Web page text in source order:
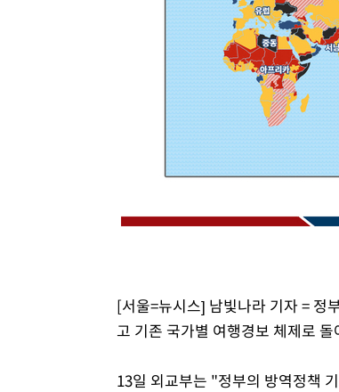
[속보]종합특검, '계엄 수용공간 확보' 신용해 前
외신들도 주목한 韓축구 파문…"국민적 공분에
11시간 압수수색에 성접대 파문까지…'쑥대밭'
[속보]규제합리화위원회 부위원장에 김태유 서
[서울=뉴시스] 남빛나라 기자 = 정
고 기존 국가별 여행경보 체제로
13일 외교부는 "정부의 방역정책